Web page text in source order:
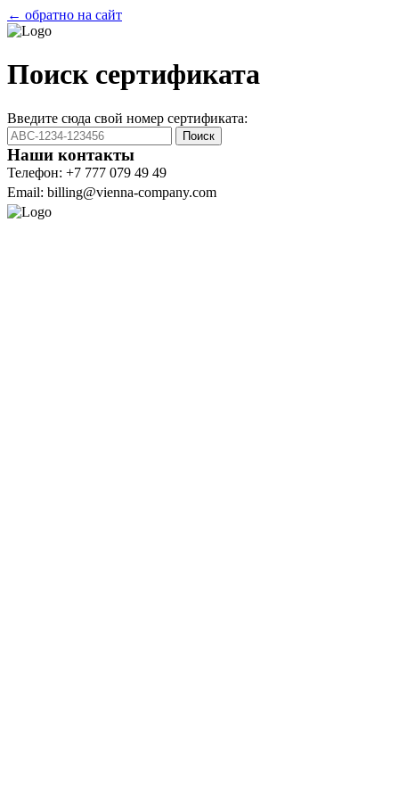
← обратно на сайт
Поиск сертификата
Введите сюда свой номер сертификата:
Поиск
Наши контакты
Телефон: +7 777 079 49 49
Email: billing@vienna-company.com